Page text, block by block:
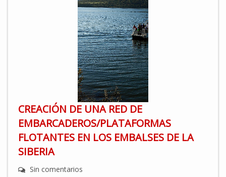
CREACIÓN DE UNA RED DE
EMBARCADEROS/PLATAFORMAS
FLOTANTES EN LOS EMBALSES DE LA
SIBERIA
Sin comentarios